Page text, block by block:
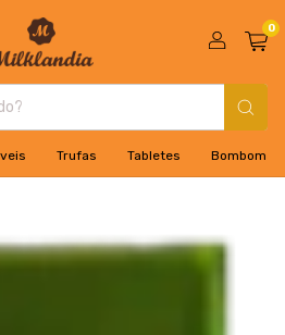
0
Trufas Tabletes Bombom